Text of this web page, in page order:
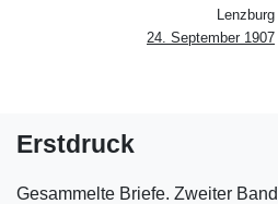
Lenzburg
24. September 1907
Erstdruck
Gesammelte Briefe. Zweiter Band